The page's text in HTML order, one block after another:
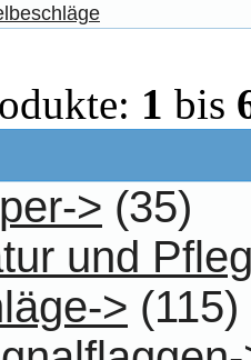
1 bis
> (35)
und
> (115)